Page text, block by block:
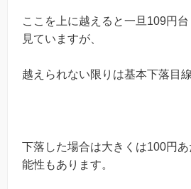
ここを上に越えると一旦109円
見ていますが、
越えられない限りは基本下落目線
下落した場合は大きくは100円
能性もあります。